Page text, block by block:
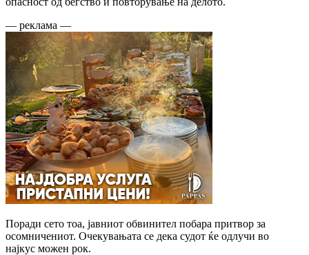
— реклама —
Поради сето тоа, јавниот обвинител побара притвор за
осомничениот. Очекувањата се дека судот ќе одлучи во
најкус можен рок.